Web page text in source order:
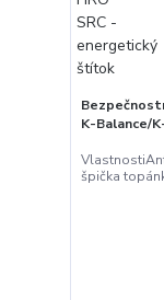
K-Balance/
špička